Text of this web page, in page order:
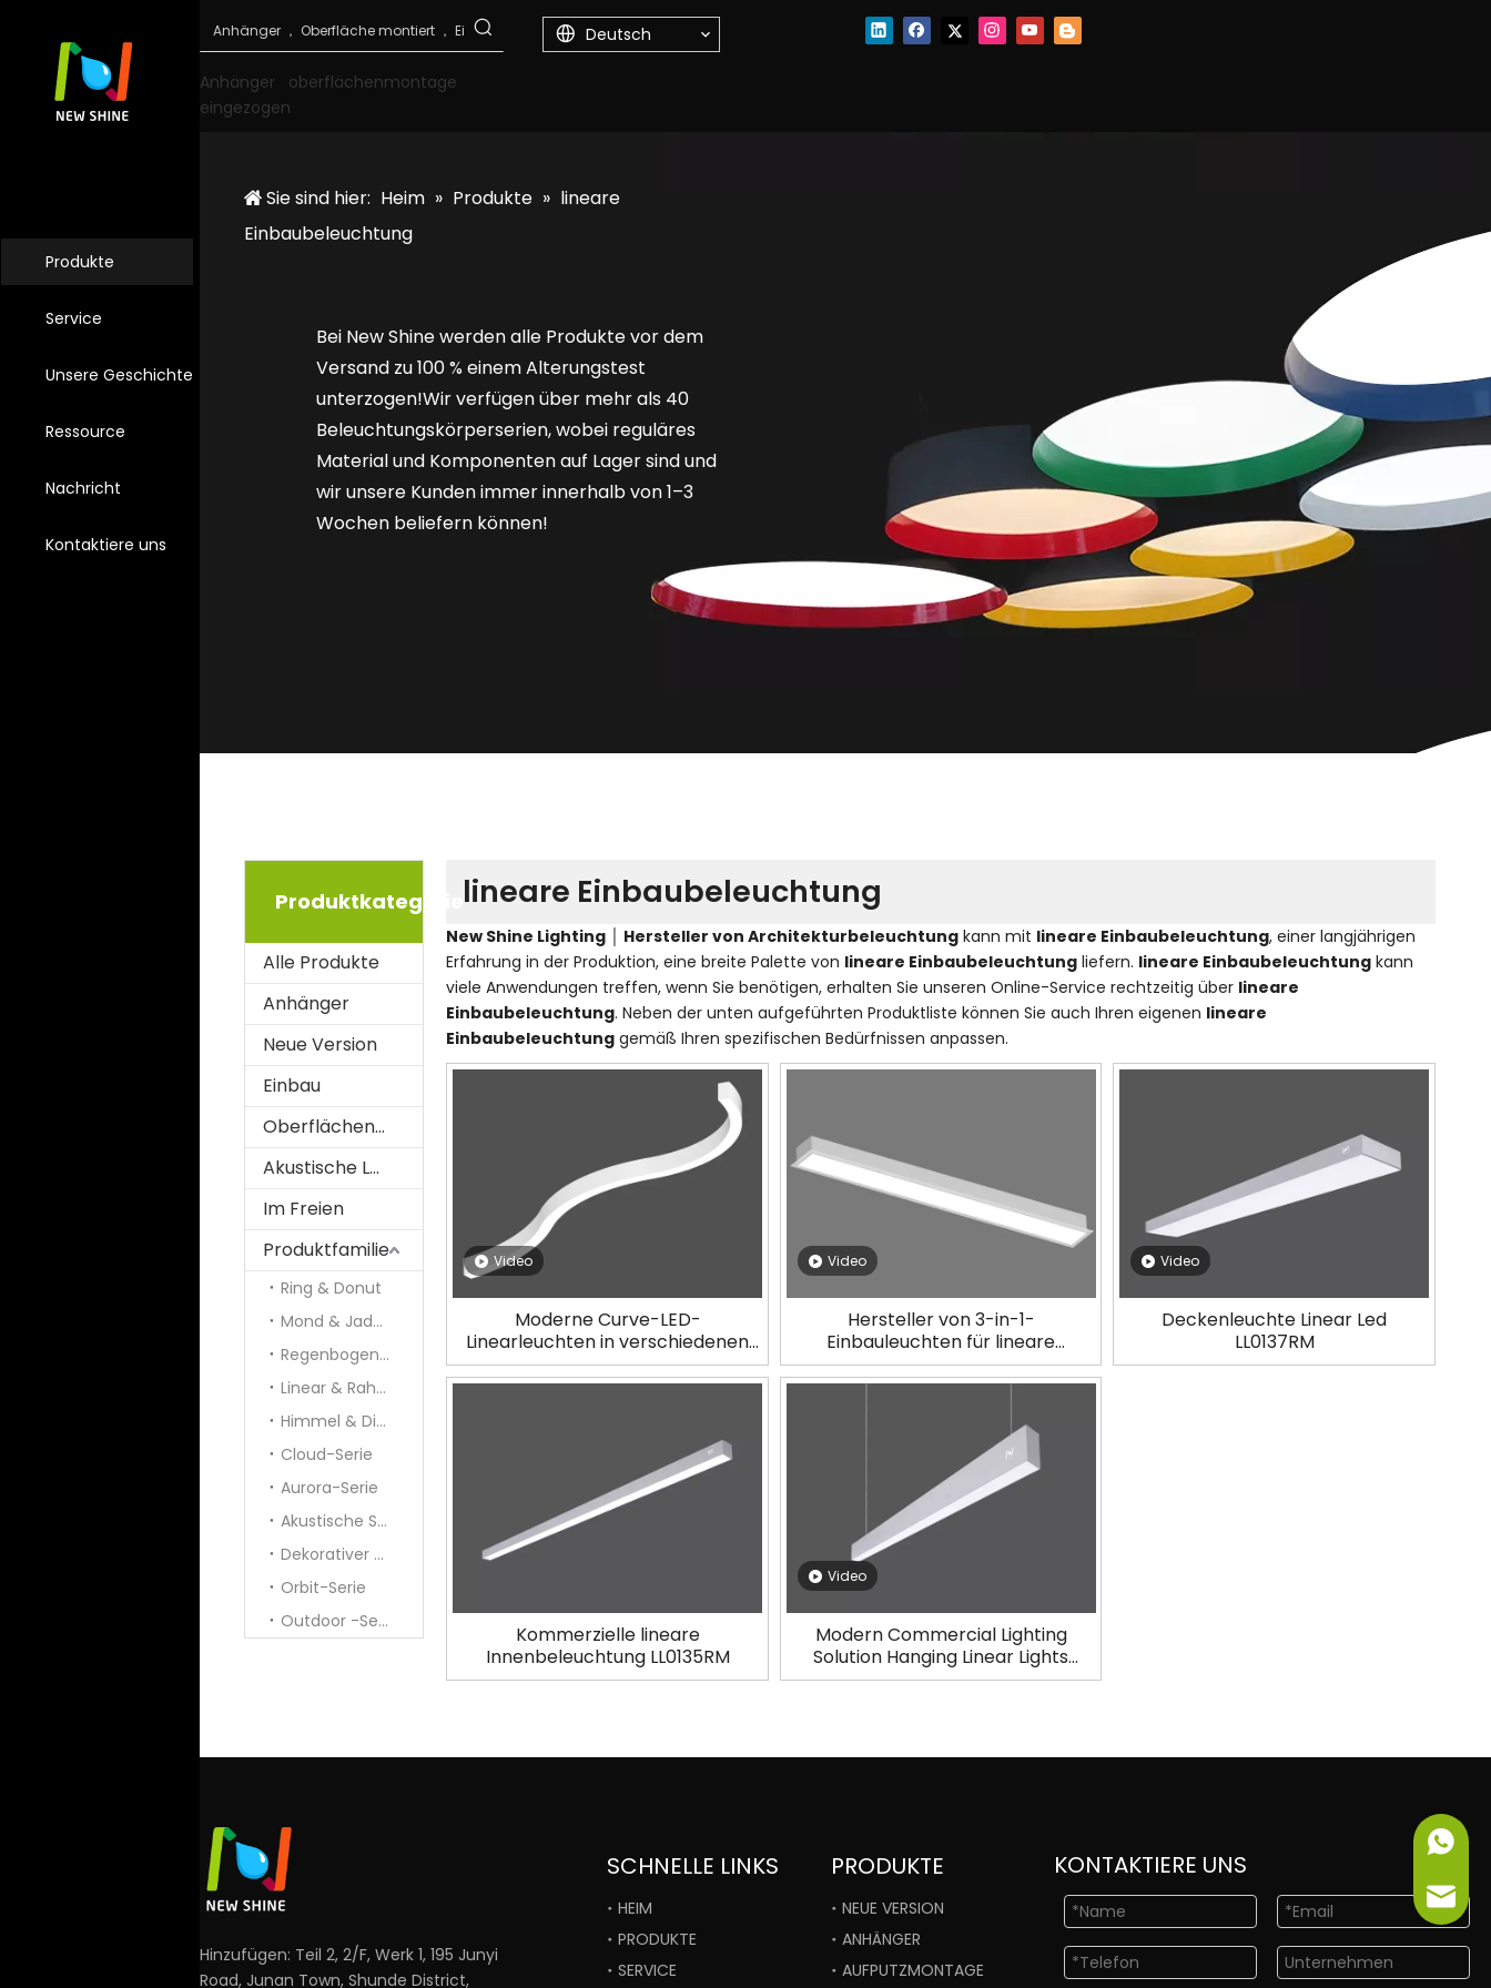
Anhänger
oberflächenmontage
eingezogen
Deutsch
Produkte
Service
Unsere Geschichte
Ressource
Nachricht
Kontaktiere uns
Sie sind hier: Heim » Produkte » lineare
Einbaubeleuchtung
Bei New Shine werden alle Produkte vor dem
Versand zu 100 % einem Alterungstest
unterzogen!Wir verfügen über mehr als 40
Beleuchtungskörperserien, wobei reguläres
Material und Komponenten auf Lager sind und
wir unsere Kunden immer innerhalb von 1–3
Wochen beliefern können!
Produktkategorie
Alle Produkte
Anhänger
Neue Version
Einbau
Oberflächenmontiert
Akustische Lösung
Im Freien
Produktfamilie
Ring & Donut
Mond & Jade & Panel
Regenbogen und Galaxie
Linear & Rahmen
Himmel & Diamant
Cloud-Serie
Aurora-Serie
Akustische Serie
Dekorativer Anhänger
Orbit-Serie
Outdoor -Serie
lineare Einbaubeleuchtung
New Shine Lighting │ Hersteller von Architekturbeleuchtung kann mit lineare Einbaubeleuchtung, einer langjährigen
Erfahrung in der Produktion, eine breite Palette von lineare Einbaubeleuchtung liefern. lineare Einbaubeleuchtung kann
viele Anwendungen treffen, wenn Sie benötigen, erhalten Sie unseren Online-Service rechtzeitig über lineare
Einbaubeleuchtung. Neben der unten aufgeführten Produktliste können Sie auch Ihren eigenen lineare
Einbaubeleuchtung gemäß Ihren spezifischen Bedürfnissen anpassen.
Video
Moderne Curve-LED-
Linearleuchten in verschiedenen
Mustern LL0155 CURVE
Video
Hersteller von 3-in-1-
Einbauleuchten für lineare
Architekturbeleuchtung LL0150R-
1200
Video
Deckenleuchte Linear Led
LL0137RM
Kommerzielle lineare
Innenbeleuchtung LL0135RM
Video
Modern Commercial Lighting
Solution Hanging Linear Lights
LL0155S-1500
Hinzufügen: Teil 2, 2/F, Werk 1, 195 Junyi
Road, Junan Town, Shunde District,
+86-
SCHNELLE LINKS
HEIM
PRODUKTE
SERVICE
PRODUKTE
NEUE VERSION
ANHÄNGER
AUFPUTZMONTAGE
KONTAKTIERE UNS